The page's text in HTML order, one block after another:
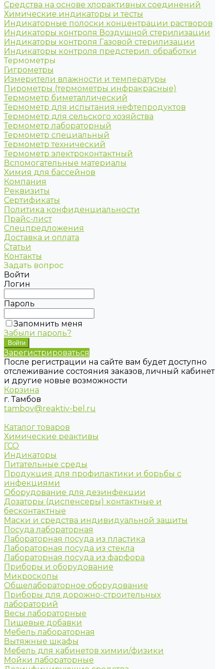
Средства на основе хлорактивных соединений
Химические индикаторы и тесты
Индикаторные полоски концентрации растворов
Индикаторы контроля Воздушной стерилизации
Индикаторы контроля Газовой стерилизации
Индикаторы контроля предстерил. обработки
Термометры
Гигрометры
Измерители влажности и температуры
Пирометры (термометры инфракрасные)
Термометр биметаллический
Термометр для испытания нефтепродуктов
Термометр для сельского хозяйства
Термометр лабораторный
Термометр специальный
Термометр технический
Термометр электроконтактный
Вспомогательные материалы
Химия для бассейнов
Компания
Реквизиты
Сертификаты
Политика конфиденциальности
Прайс-лист
Спецпредложения
Доставка и оплата
Статьи
Контакты
Задать вопрос
Войти
Логин
Пароль
Запомнить меня
Забыли пароль?
Зарегистрироваться
После регистрации на сайте вам будет доступно
отслеживание состояния заказов, личный кабинет
и другие новые возможности
Корзина
г. Тамбов
tambov@reaktiv-bel.ru
Каталог товаров
Химические реактивы
ГСО
Индикаторы
Питательные среды
Продукция для профилактики и борьбы с
инфекциями
Оборудование для дезинфекции
Дозаторы (диспенсеры) контактные и
бесконтактные
Маски и средства индивидуальной защиты
Посуда лабораторная
Лабораторная посуда из пластика
Лабораторная посуда из стекла
Лабораторная посуда из фарфора
Приборы и оборудование
Микроскопы
Общелабораторное оборудование
Приборы для дорожно-строительных
лабораторий
Весы лабораторные
Пищевые добавки
Мебель лабораторная
Вытяжные шкафы
Мебель для кабинетов химии/физики
Мойки лабораторные